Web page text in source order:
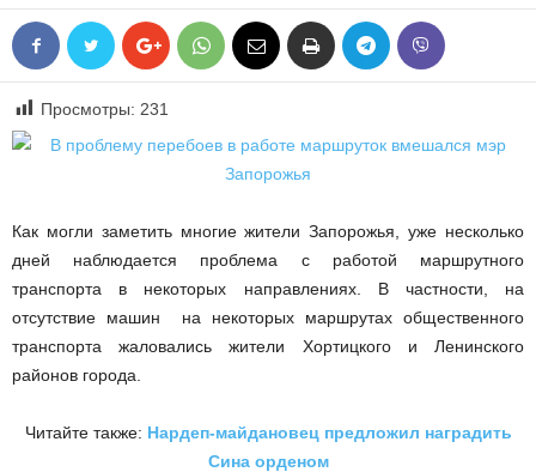
Просмотры: 231
Как могли заметить многие жители Запорожья, уже несколько
дней наблюдается проблема с работой маршрутного
транспорта в некоторых направлениях. В частности, на
отсутствие машин на некоторых маршрутах общественного
транспорта жаловались жители Хортицкого и Ленинского
районов города.
Читайте также: Нардеп-майдановец предложил наградить
Сина орденом